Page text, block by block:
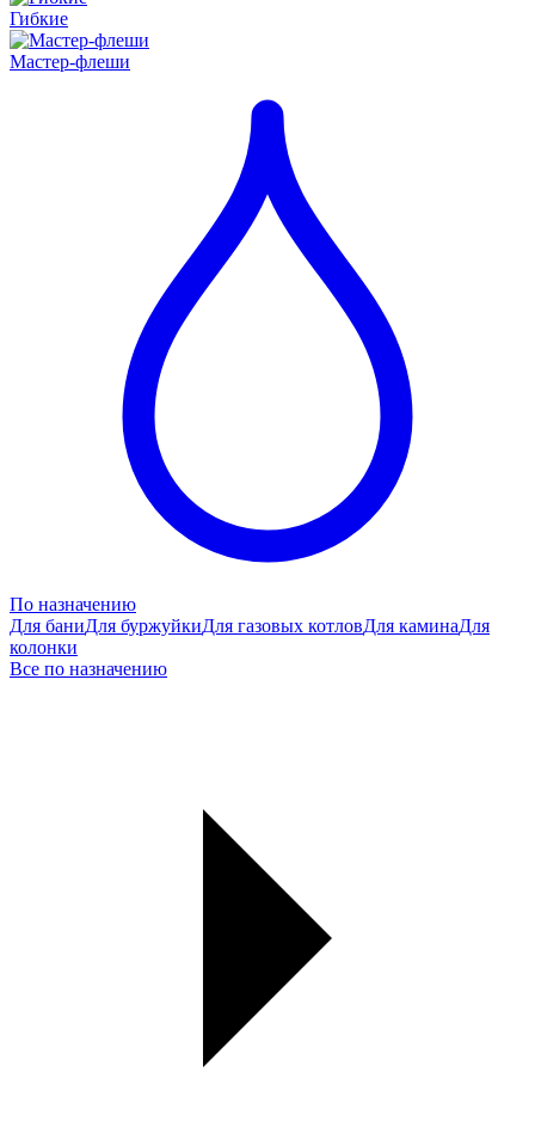
Гибкие
Мастер-флеши
По назначению
Для баниДля буржуйкиДля газовых котловДля каминаДля
колонки
Все по назначению